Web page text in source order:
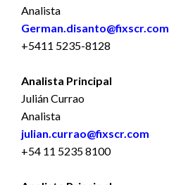
Analista
German.disanto@fixscr.com
+5411 5235-8128
Analista Principal
Julián Currao
Analista
julian.currao@fixscr.com
+54 11 5235 8100